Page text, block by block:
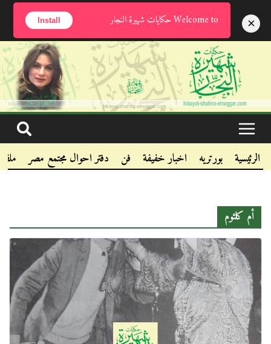
الخميس, أغسطس 6, 2026
.
.
.
الرئيسية بورتريه اخبار خفيفة فن دفتر احوال مجتمع مصر
أم كلثوم
Welcome to حكايات شهيرة النجار Install ×